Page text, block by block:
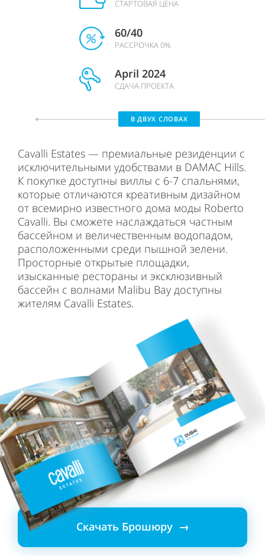
СТАРТОВАЯ ЦЕНА
60/40
РАССРОЧКА 0%
April 2024
СДАЧА ПРОЕКТА
В ДВУХ СЛОВАХ
Cavalli Estates — премиальные резиденции с
исключительными удобствами в DAMAC Hills.
К покупке доступны виллы с 6-7 спальнями,
которые отличаются креативным дизайном
от всемирно известного дома моды Roberto
Cavalli. Вы сможете наслаждаться частным
бассейном и величественным водопадом,
расположенными среди пышной зелени.
Просторные открытые площадки,
изысканные рестораны и эксклюзивный
бассейн с волнами Malibu Bay доступны
жителям Cavalli Estates.
Скачать Брошюру →